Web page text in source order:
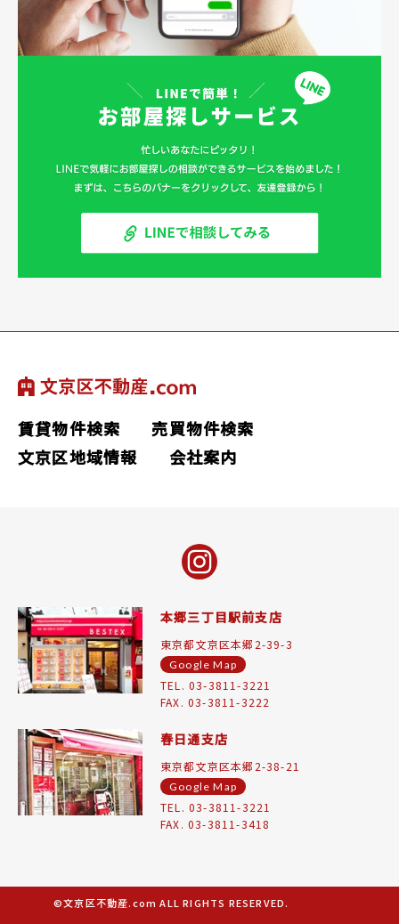
賃貸物件検索
売買物件検索
文京区地域情報
会社案内
本郷三丁目駅前支店
東京都文京区本郷2-39-3
Google Map
TEL. 03-3811-3221
FAX. 03-3811-3222
春日通支店
東京都文京区本郷2-38-21
Google Map
TEL. 03-3811-3221
FAX. 03-3811-3418
©文京区不動産.com ALL RIGHTS RESERVED.